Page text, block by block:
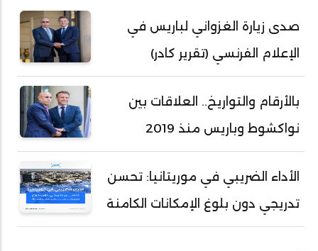
أحمد زيدان ولد محمد محمود
أحمد سالم بكار
أحمد سالم ولد بده
أحمد سالم ولد بكار
أحمد سيد أحمد أج
أحمد طالب ولد محمد
صدى زيارة الغزواني لباريس في
الإعلام الفرنسي (تقرير كادر)
بالأرقام والتواريخ.. العلاقات بين
نواكشوط وباريس منذ 2019
الأداء الضريبي في موريتانيا: تحسن
تدريجي دون بلوغ الإمكانات الكامنة